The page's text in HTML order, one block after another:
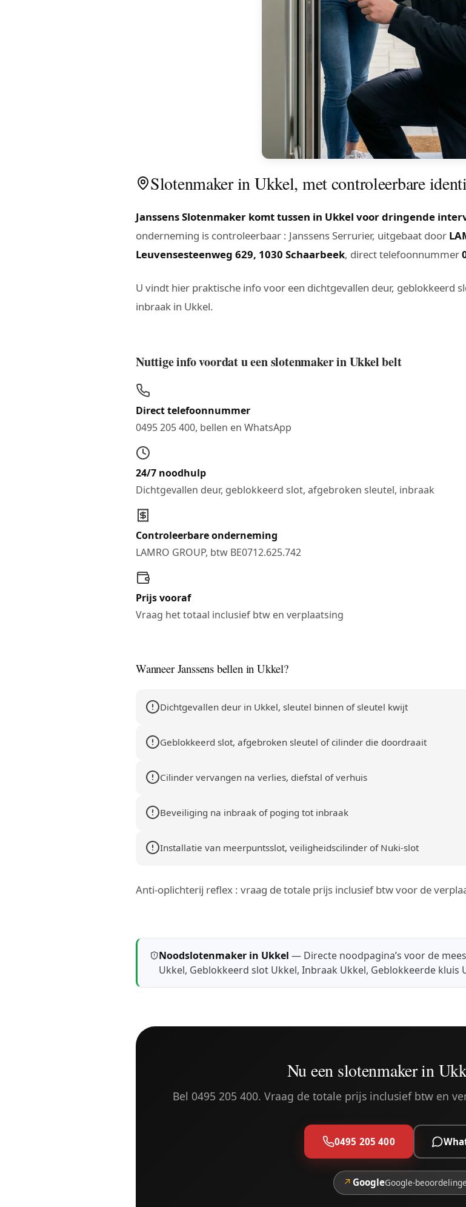
Slotenmaker in Ukkel, met controleerbare
Janssens Slotenmaker komt tussen in Ukkel voor dringende
onderneming is controleerbaar : Janssens Serrurier, uitgebaat door
Leuvensesteenweg 629, 1030 Schaarbeek, direct telefoonnummer
U vindt hier praktische info voor een dichtgevallen deur, geblokkeerd
inbraak in Ukkel.
Nuttige info voordat u een slotenmaker in Ukkel belt
Direct telefoonnummer
0495 205 400, bellen en WhatsApp
24/7 noodhulp
Dichtgevallen deur, geblokkeerd slot, afgebroken sleutel, inbraak
Controleerbare onderneming
LAMRO GROUP, btw BE0712.625.742
Prijs vooraf
Vraag het totaal inclusief btw en verplaatsing
Wanneer Janssens bellen in Ukkel?
Dichtgevallen deur in Ukkel, sleutel binnen of sleutel kwijt
Geblokkeerd slot, afgebroken sleutel of cilinder die doordraait
Cilinder vervangen na verlies, diefstal of verhuis
Beveiliging na inbraak of poging tot inbraak
Installatie van meerpuntsslot, veiligheidscilinder of Nuki-slot
Anti-oplichterij reflex : vraag de totale prijs inclusief btw voor de
Noodslotenmaker in Ukkel — Directe noodpagina’s voor de
Ukkel, Geblokkeerd slot Ukkel, Inbraak Ukkel, Geblokkeerde kluis
Nu een slotenmaker in
Bel 0495 205 400. Vraag de totale prijs inclusief btw en
0495 205 400
↗ GoogleGoogle-